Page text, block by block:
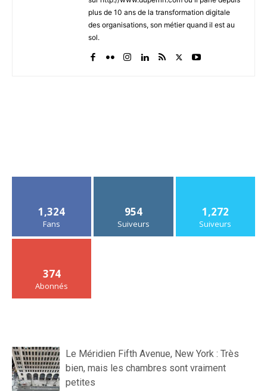
plus de 10 ans de la transformation digitale
des organisations, son métier quand il est au
sol.
1,324
Fans
954
Suiveurs
1,272
Suiveurs
374
Abonnés
Le Méridien Fifth Avenue, New York : Très
bien, mais les chambres sont vraiment
petites